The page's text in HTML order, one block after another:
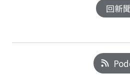
回新